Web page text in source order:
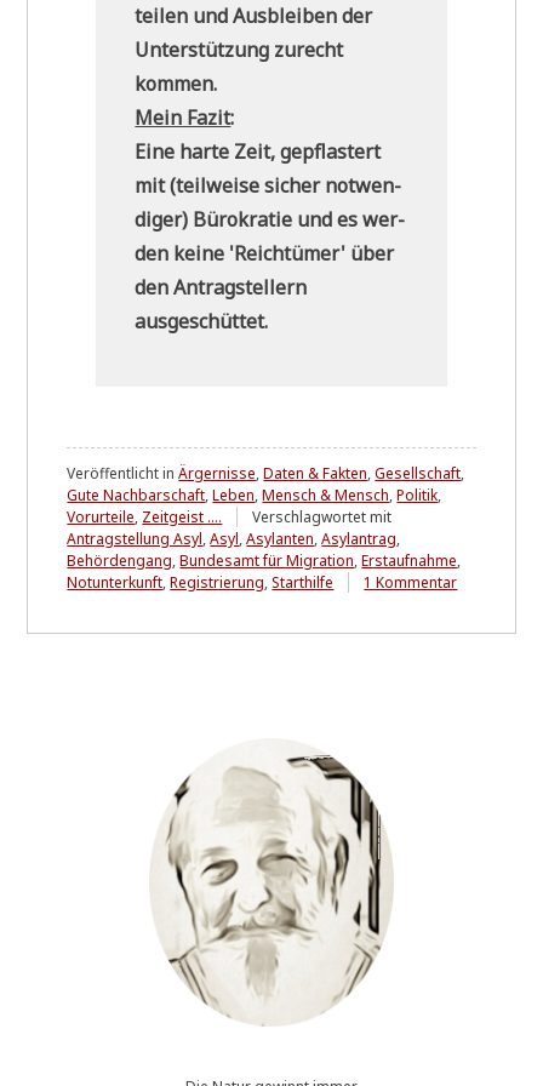
tei­len und Aus­blei­ben der
Unter­stüt­zung zurecht
kommen.
Mein Fazit:
Eine har­te Zeit, gepfla­stert
mit (teil­wei­se sicher not­wen­
di­ger) Büro­kra­tie und es wer­
den kei­ne 'Reich­tü­mer' über
den Antrag­stel­lern
ausgeschüttet.
Veröffentlicht inÄrgernisse,Daten & Fakten,Gesellschaft,
Gute Nachbarschaft,Leben,Mensch & Mensch,Politik,
Vorurteile, Zeitgeist ....
Verschlagwortet mit
Antragstellung Asyl,Asyl,Asylanten,Asylantrag,
Behördengang,Bundesamt für Migration,Erstaufnahme,
Notunterkunft,Registrierung,Starthilfe 1 Kommentarzu